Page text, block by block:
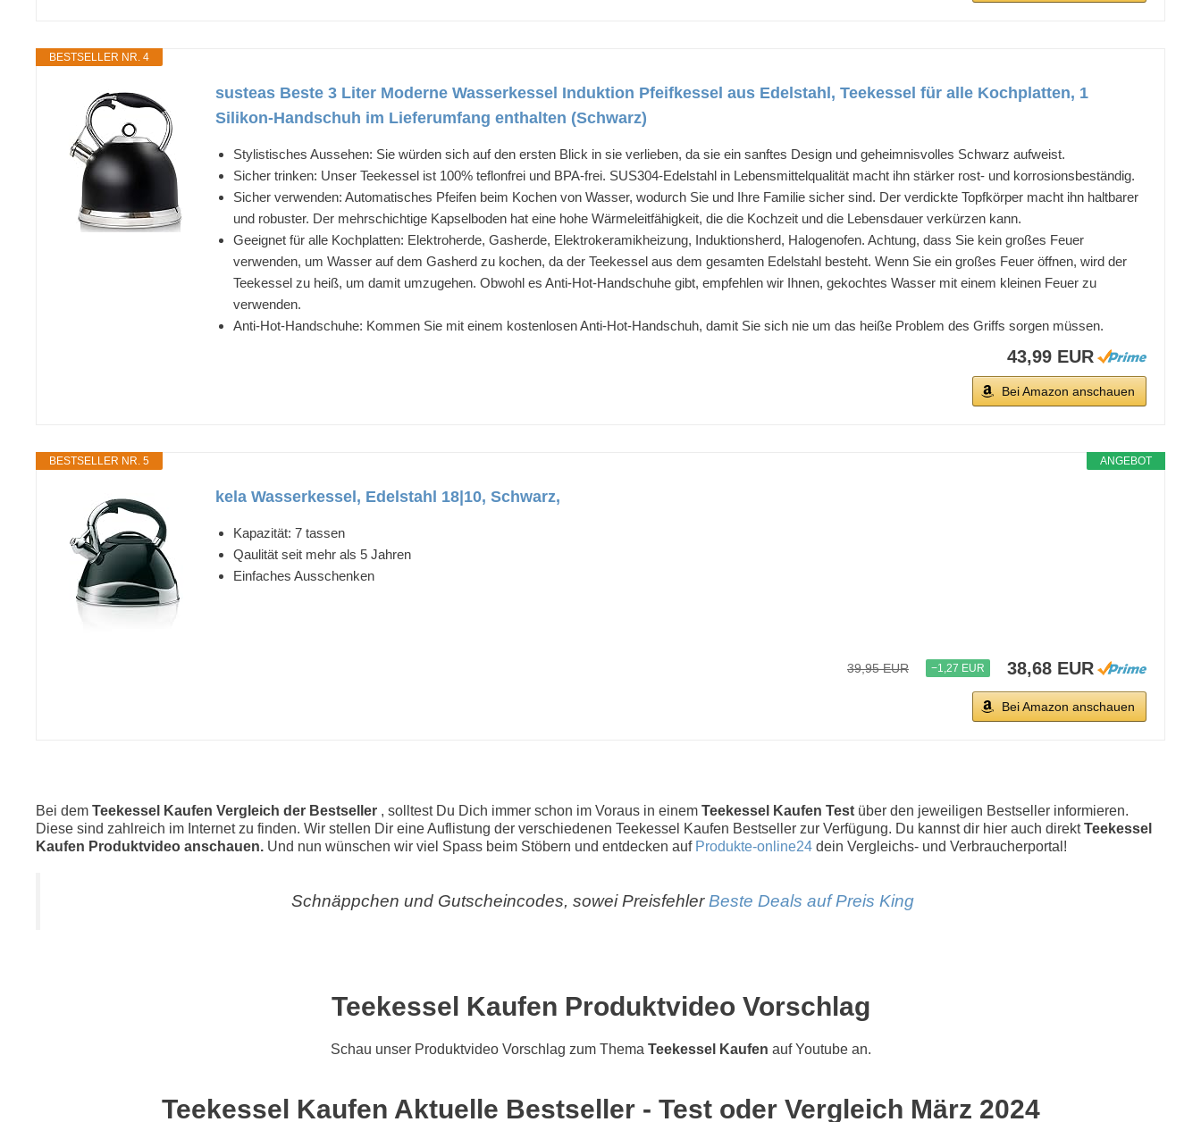
BESTSELLER NR. 4
susteas Beste 3 Liter Moderne Wasserkessel Induktion Pfeifkessel aus Edelstahl, Teekessel für alle Kochplatten, 1
Silikon-Handschuh im Lieferumfang enthalten (Schwarz)
Stylistisches Aussehen: Sie würden sich auf den ersten Blick in sie verlieben, da sie ein sanftes Design und geheimnisvolles Schwarz aufweist.
Sicher trinken: Unser Teekessel ist 100% teflonfrei und BPA-frei. SUS304-Edelstahl in Lebensmittelqualität macht ihn stärker rost- und korrosionsbeständig.
Sicher verwenden: Automatisches Pfeifen beim Kochen von Wasser, wodurch Sie und Ihre Familie sicher sind. Der verdickte Topfkörper macht ihn haltbarer
und robuster. Der mehrschichtige Kapselboden hat eine hohe Wärmeleitfähigkeit, die die Kochzeit und die Lebensdauer verkürzen kann.
Geeignet für alle Kochplatten: Elektroherde, Gasherde, Elektrokeramikheizung, Induktionsherd, Halogenofen. Achtung, dass Sie kein großes Feuer
verwenden, um Wasser auf dem Gasherd zu kochen, da der Teekessel aus dem gesamten Edelstahl besteht. Wenn Sie ein großes Feuer öffnen, wird der
Teekessel zu heiß, um damit umzugehen. Obwohl es Anti-Hot-Handschuhe gibt, empfehlen wir Ihnen, gekochtes Wasser mit einem kleinen Feuer zu
verwenden.
Anti-Hot-Handschuhe: Kommen Sie mit einem kostenlosen Anti-Hot-Handschuh, damit Sie sich nie um das heiße Problem des Griffs sorgen müssen.
43,99 EUR
Bei Amazon anschauen
ANGEBOT
BESTSELLER NR. 5
kela Wasserkessel, Edelstahl 18|10, Schwarz,
Kapazität: 7 tassen
Qaulität seit mehr als 5 Jahren
Einfaches Ausschenken
39,95 EUR −1,27 EUR 38,68 EUR
Bei Amazon anschauen
Bei dem Teekessel Kaufen Vergleich der Bestseller , solltest Du Dich immer schon im Voraus in einem Teekessel Kaufen Test über den jeweiligen Bestseller informieren.
Diese sind zahlreich im Internet zu finden. Wir stellen Dir eine Auflistung der verschiedenen Teekessel Kaufen Bestseller zur Verfügung. Du kannst dir hier auch direktTeekessel
Kaufen Produktvideo anschauen. Und nun wünschen wir viel Spass beim Stöbern und entdecken auf Produkte-online24 dein Vergleichs- und Verbraucherportal!
Schnäppchen und Gutscheincodes, sowei Preisfehler Beste Deals auf Preis King
Teekessel Kaufen Produktvideo Vorschlag
Schau unser Produktvideo Vorschlag zum Thema Teekessel Kaufen auf Youtube an.
Teekessel Kaufen Aktuelle Bestseller - Test oder Vergleich März 2024